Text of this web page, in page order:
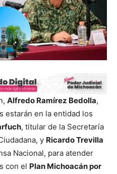
Alfredo Ramírez Bedolla,
estarán en la entidad los
, titular de la Secretaría
y Ricardo Trevilla
Nacional, para atender
con el Plan Michoacán por